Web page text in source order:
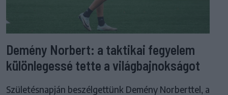
Demény Norbert: a taktikai fegyelem
különlegessé tette a világbajnokságot
Születésnapján beszélgettünk Demény Norberttel, a